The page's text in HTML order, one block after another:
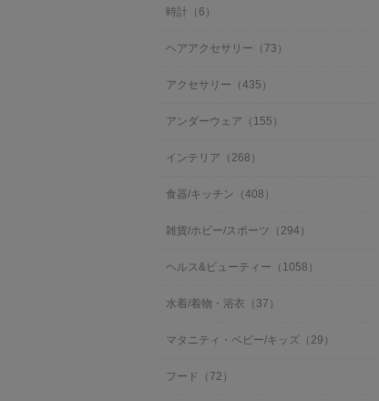
時計（6）
ヘアアクセサリー（73）
アクセサリー（435）
アンダーウェア（155）
インテリア（268）
食器/キッチン（408）
雑貨/ホビー/スポーツ（294）
ヘルス&ビューティー（1058）
水着/着物・浴衣（37）
マタニティ・ベビー/キッズ（29）
フード（72）